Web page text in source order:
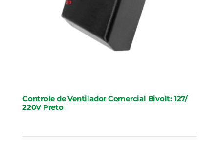
Controle de Ventilador Comercial Bivolt: 127/
220V Preto